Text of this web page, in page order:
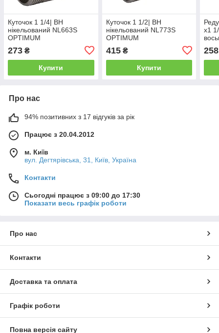
Куточок 1 1/4| ВН
нікельований NL663S
OPTIMUM
273 ₴
Купити
Куточок 1 1/2| ВН
нікельований NL773S
OPTIMUM
415₴
Купити
х1
258
Про нас
94% позитивних з 17 відгуків за рік
Працює з 20.04.2012
м. Київ
вул. Дегтярівська, 31, Київ, Україна
Контакти
Сьогодні працює з 09:00 до 17:30
Показати весь графік роботи
Про нас
Контакти
Доставка та оплата
Графік роботи
Повна версія сайту